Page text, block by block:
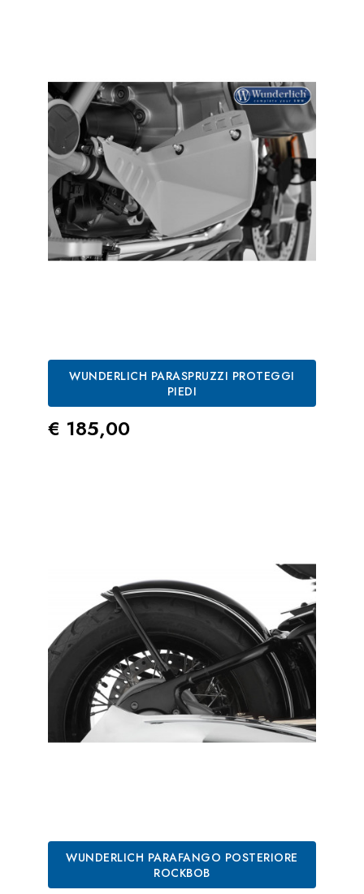
WUNDERLICH PARASPRUZZI PROTEGGI
PIEDI
Prezzo
€ 185,00
WUNDERLICH PARAFANGO POSTERIORE
ROCKBOB